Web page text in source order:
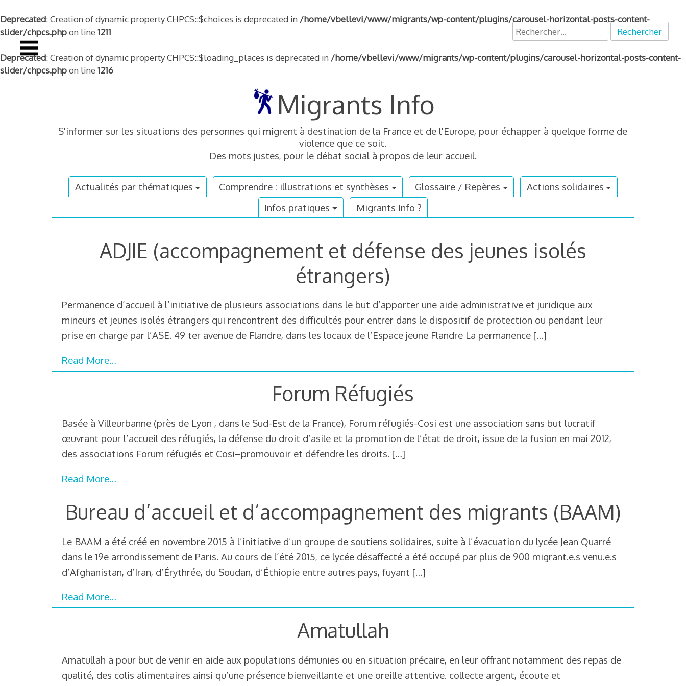
Deprecated: Creation of dynamic property CHPCS::$choices is deprecated in /home/vbellevi/www/migrants/wp-content/plugins/carousel-horizontal-posts-content-
slider/chpcs.phpon line 1211
Deprecated: Creation of dynamic property CHPCS::$loading_places is deprecated in /home/vbellevi/www/migrants/wp-content/plugins/carousel-horizontal-posts-content-
slider/chpcs.phpon line 1216
Migrants Info
S'informer sur les situations des personnes qui migrent à destination de la France et de l'Europe, pour échapper à quelque forme de
violence que ce soit.
Des mots justes, pour le débat social à propos de leur accueil.
Rechercher :
Actualités par thématiques Comprendre : illustrations et synthèses Glossaire / Repères
Actions solidaires
Infos pratiques
Migrants Info ?
ADJIE (accompagnement et défense des jeunes isolés
étrangers)
Permanence d’accueil à l’initiative de plusieurs associations dans le but d’apporter une aide administrative et juridique aux
mineurs et jeunes isolés étrangers qui rencontrent des difficultés pour entrer dans le dispositif de protection ou pendant leur
prise en charge par l’ASE. 49 ter avenue de Flandre, dans les locaux de l’Espace jeune Flandre La permanence […]
Read More…
Forum Réfugiés
Basée à Villeurbanne (près de Lyon , dans le Sud-Est de la France), Forum réfugiés-Cosi est une association sans but lucratif
œuvrant pour l’accueil des réfugiés, la défense du droit d’asile et la promotion de l’état de droit, issue de la fusion en mai 2012,
des associations Forum réfugiés et Cosi–promouvoir et défendre les droits. […]
Read More…
Bureau d’accueil et d’accompagnement des migrants (BAAM)
Le BAAM a été créé en novembre 2015 à l’initiative d’un groupe de soutiens solidaires, suite à l’évacuation du lycée Jean Quarré
dans le 19e arrondissement de Paris. Au cours de l’été 2015, ce lycée désaffecté a été occupé par plus de 900 migrant.e.s venu.e.s
d’Afghanistan, d’Iran, d’Érythrée, du Soudan, d’Éthiopie entre autres pays, fuyant […]
Read More…
Amatullah
Amatullah a pour but de venir en aide aux populations démunies ou en situation précaire, en leur offrant notamment des repas de
qualité, des colis alimentaires ainsi qu’une présence bienveillante et une oreille attentive. collecte argent, écoute et